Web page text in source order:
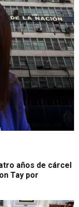
años de cárcel
Tay por